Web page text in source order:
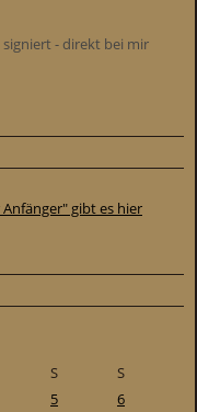
- direkt bei mir
gibt es hier
S
S
5
6